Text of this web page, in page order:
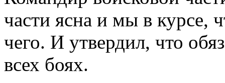
части ясна и мы в курсе,
чего. И утвердил, что
всех боях.